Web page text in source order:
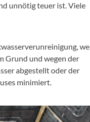
unnötig teuer ist. Viele
Grund und wegen der
abgestellt oder der
minimiert.